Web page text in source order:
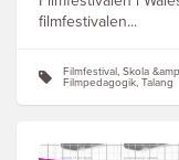
filmfestivalen...
Filmfestival, Skola
Filmpedagogik, Talang